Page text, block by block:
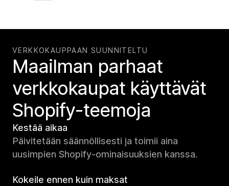
VERKKOKAUPPAAN SUUNNITELTU
Maailman parhaat
verkko­kaupat käyttävät
Shopify-teemoja
Kestää aikaa
Päivitetään säännöllisesti ja toimii aina
uusimpien Shopify-ominaisuuksien kanssa.
Kokeile ennen kuin maksat